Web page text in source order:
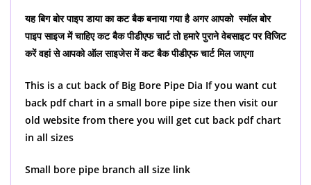
यह बिग बोर पाइप डाया का कट बैक बनाया गया है अगर आपको स्मॉल बोर
पाइप साइज में चाहिए कट बैक पीडीएफ चार्ट तो हमारे पुराने वेबसाइट पर विजिट
करें वहां से आपको ऑल साइजेस में कट बैक पीडीएफ चार्ट मिल जाएगा
This is a cut back of Big Bore Pipe Dia If you want cut
back pdf chart in a small bore pipe size then visit our
old website from there you will get cut back pdf chart
in all sizes
Small bore pipe branch all size link